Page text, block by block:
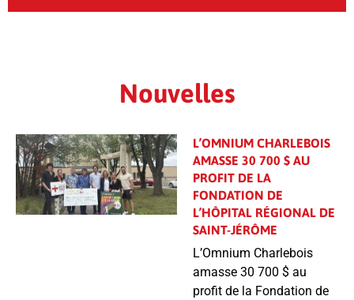
Nouvelles
L’OMNIUM CHARLEBOIS
AMASSE 30 700 $ AU
PROFIT DE LA
FONDATION DE
L’HÔPITAL RÉGIONAL DE
SAINT-JÉRÔME
L’Omnium Charlebois
amasse 30 700 $ au
profit de la Fondation de